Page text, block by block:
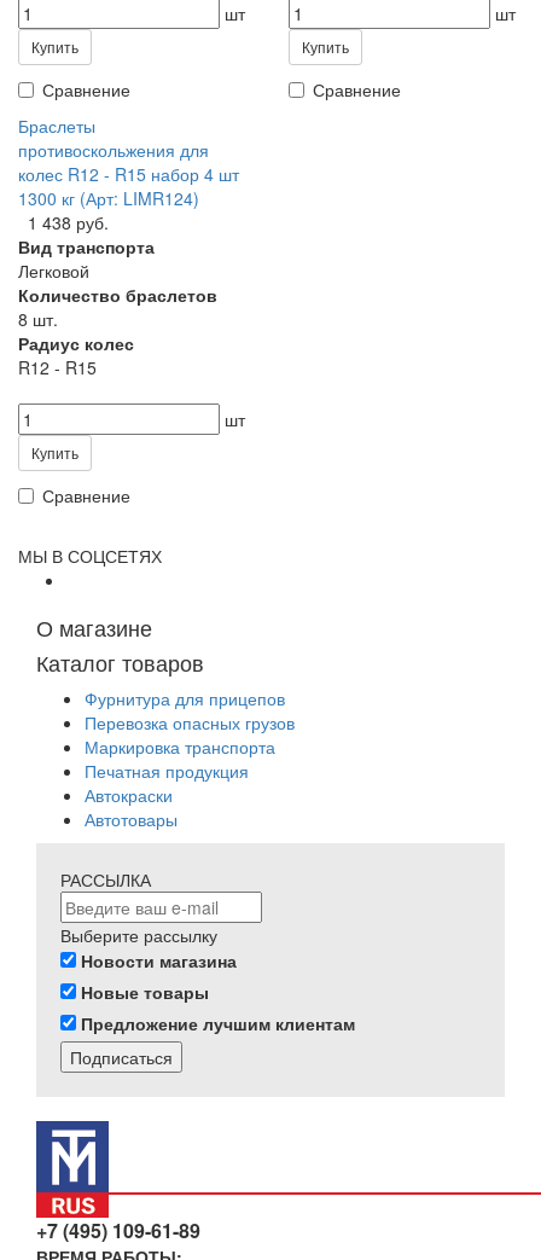
шт
Купить
Сравнение
шт
Купить
Сравнение
Браслеты
противоскольжения для
колес R12 - R15 набор 4 шт
1300 кг (Арт: LIMR124)
1 438 руб.
Вид транспорта
Легковой
Количество браслетов
8 шт.
Радиус колес
R12 - R15
шт
Купить
Сравнение
МЫ В СОЦСЕТЯХ
О магазине
Каталог товаров
Фурнитура для прицепов
Перевозка опасных грузов
Маркировка транспорта
Печатная продукция
Автокраски
Автотовары
РАССЫЛКА
Выберите рассылку
Новости магазина
Новые товары
Предложение лучшим клиентам
Подписаться
+7 (495) 109-61-89